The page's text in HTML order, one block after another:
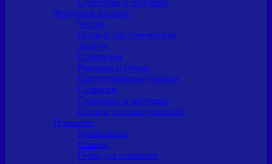
Сувениры и игрушки
Фигурное катание
Чехлы
Одежда для тренировок
Защита
Спиннеры
Рюкзаки и сумки
Сопутствующие товары
Сушилки
Сувениры и игрушки
Одежда для выступлений
Плавание
Купальники
Плавки
Очки для плавания